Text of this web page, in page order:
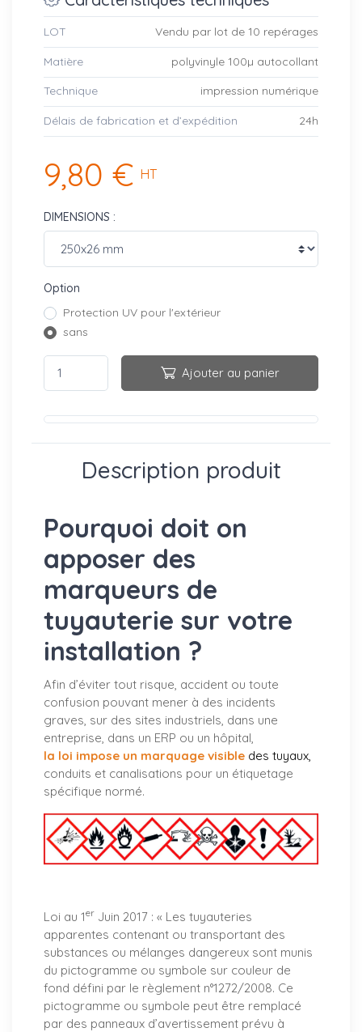
LOT Vendu par lot de 10 repérages
Matière polyvinyle 100µ autocollant
Technique impression numérique
Délais de fabrication et d’expédition 24h
9,80 € HT
DIMENSIONS :
Option
Protection UV pour l'extérieur
sans
Ajouter au panier
Description produit
Pourquoi doit on
apposer des
marqueurs de
tuyauterie sur votre
installation ?
Afin d’éviter tout risque, accident ou toute
confusion pouvant mener à des incidents
graves, sur des sites industriels, dans une
entreprise, dans un ERP ou un hôpital,
la loi impose un marquage visible des tuyaux,
conduits et canalisations pour un étiquetage
spécifique normé.
Loi au 1er Juin 2017 : « Les tuyauteries
apparentes contenant ou transportant des
substances ou mélanges dangereux sont munis
du pictogramme ou symbole sur couleur de
fond défini par le règlement n°1272/2008. Ce
pictogramme ou symbole peut être remplacé
par des panneaux d’avertissement prévu à